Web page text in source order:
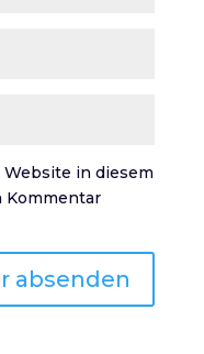
Website in diesem
Kommentar